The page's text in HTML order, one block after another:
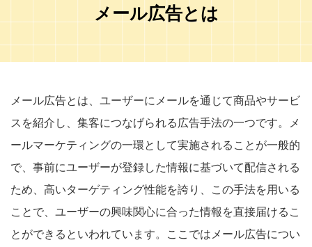
メール広告とは
メール広告とは、ユーザーにメールを通じて商品やサービ
スを紹介し、集客につなげられる広告手法の一つです。メ
ールマーケティングの一環として実施されることが一般的
で、事前にユーザーが登録した情報に基づいて配信される
ため、高いターゲティング性能を誇り、この手法を用いる
ことで、ユーザーの興味関心に合った情報を直接届けるこ
とができるといわれています。ここではメール広告につい